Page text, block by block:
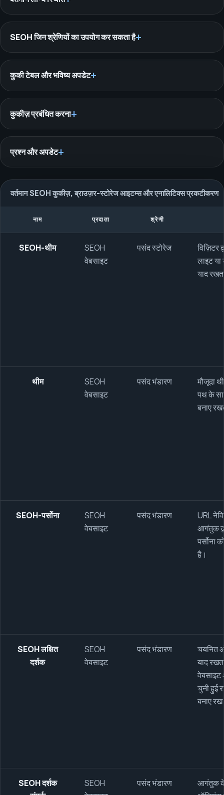
SEOH जिन श्रेणियों का उपयोग कर सकता है
कुकी टेबल और भविष्य अपडेट
कुकीज़ प्रबंधित करना
प्रश्न और अपडेट
वर्तमान SEOH कुकीज़, ब्राउज़र-स्टोरेज आइटम्स और एनालिटिक्स प्रकटीकरण
नाम प्रदाता श्रेणी
SEOH-थीम
SEOH
वेबसाइट
पसंद स्टोरेज
विज़िटर
लाइट या
याद
थीम
SEOH
वेबसाइट
पसंद भंडारण
मौजूदा
पथ के
बनाए
SEOH-पर्सोना
SEOH
वेबसाइट
पसंद भंडारण
URL
आगंतुक
पर्सोना
है।
SEOH लक्षित
दर्शक
SEOH
वेबसाइट
पसंद भंडारण
चयनित
याद
चुनी हुई
बनाए
SEOH दर्शक
SEOH
पसंद भंडारण
आगंतुक